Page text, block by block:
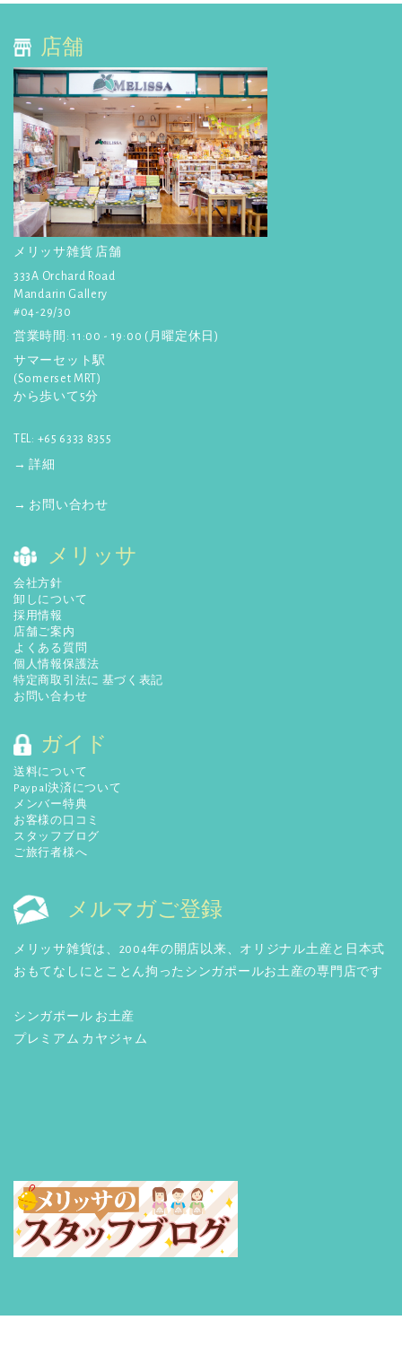
店舗
メリッサ雑貨 店舗
333A Orchard Road
Mandarin Gallery
#04-29/30
営業時間: 11:00 - 19:00 (月曜定休日)
サマーセット駅
(Somerset MRT)
から歩いて5分
TEL: +65 6333 8355
→ 詳細
→ お問い合わせ
メリッサ
会社方針
卸しについて
採用情報
店舗ご案内
よくある質問
個人情報保護法
特定商取引法に 基づく表記
お問い合わせ
ガイド
送料について
Paypal決済について
メンバー特典
お客様の口コミ
スタッフブログ
ご旅行者様へ
メルマガご登録
メリッサ雑貨は、2004年の開店以来、オリジナル土産と日本式
おもてなしにとことん拘ったシンガポールお土産の専門店です
シンガポール お土産
プレミアム カヤジャム